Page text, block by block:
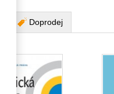
Doprodej